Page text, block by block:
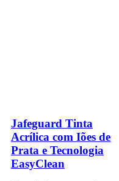
Jafeguard Tinta
Acrílica com Iões de
Prata e Tecnologia
EasyClean